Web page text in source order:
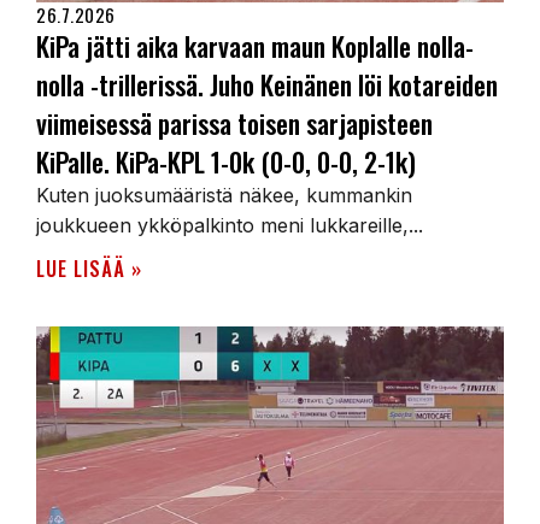
26.7.2026
KiPa jätti aika karvaan maun Koplalle nolla-
nolla -trillerissä. Juho Keinänen löi kotareiden
viimeisessä parissa toisen sarjapisteen
KiPalle. KiPa-KPL 1-0k (0-0, 0-0, 2-1k)
Kuten juoksumääristä näkee, kummankin
joukkueen ykköpalkinto meni lukkareille,...
LUE LISÄÄ »